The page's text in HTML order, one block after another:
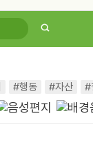
#삶
#링컨학교
#행동 #자산 #